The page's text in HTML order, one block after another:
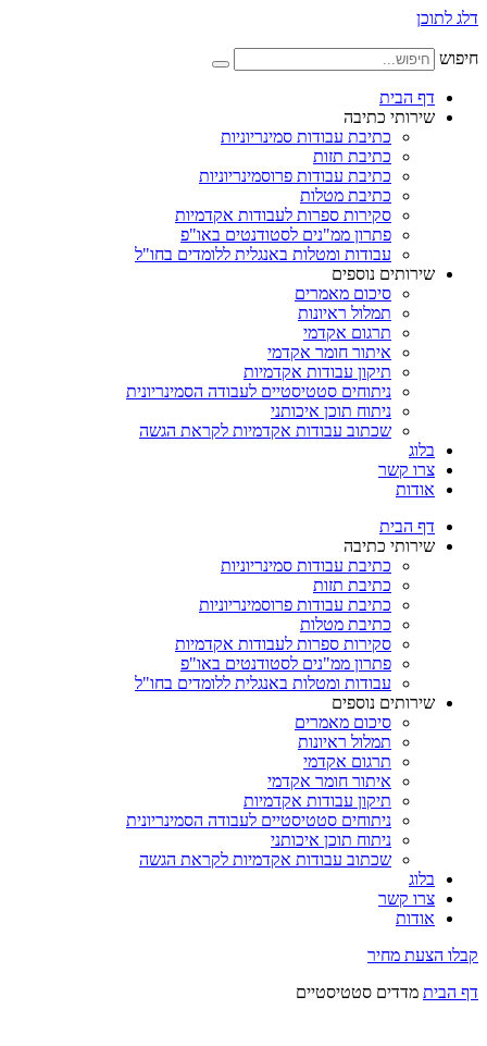
דלג לתוכן
חיפוש
דף הבית
שירותי כתיבה
כתיבת עבודות סמינריוניות
כתיבת תזות
כתיבת עבודות פרוסמינריוניות
כתיבת מטלות
סקירות ספרות לעבודות אקדמיות
פתרון ממ"נים לסטודנטים באו"פ
עבודות ומטלות באנגלית ללומדים בחו"ל
שירותים נוספים
סיכום מאמרים
תמלול ראיונות
תרגום אקדמי
איתור חומר אקדמי
תיקון עבודות אקדמיות
ניתוחים סטטיסטיים לעבודה הסמינריונית
ניתוח תוכן איכותני
שכתוב עבודות אקדמיות לקראת הגשה
בלוג
צרו קשר
אודות
דף הבית
שירותי כתיבה
כתיבת עבודות סמינריוניות
כתיבת תזות
כתיבת עבודות פרוסמינריוניות
כתיבת מטלות
סקירות ספרות לעבודות אקדמיות
פתרון ממ"נים לסטודנטים באו"פ
עבודות ומטלות באנגלית ללומדים בחו"ל
שירותים נוספים
סיכום מאמרים
תמלול ראיונות
תרגום אקדמי
איתור חומר אקדמי
תיקון עבודות אקדמיות
ניתוחים סטטיסטיים לעבודה הסמינריונית
ניתוח תוכן איכותני
שכתוב עבודות אקדמיות לקראת הגשה
בלוג
צרו קשר
אודות
קבלו הצעת מחיר
דף הבית מדדים סטטיסטיים